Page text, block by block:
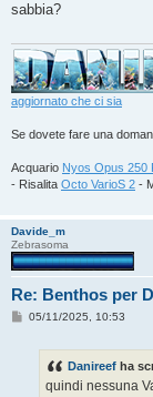
a
i
o
sabbia?
aggiornato che ci sia
Se dovete fare una
Acquario Nyos Opus 250
- Risalita Octo VarioS 2 -
Davide_m
Zebrasoma
Re: Benthos per
M05/11/2025, 10:53
Danireef ha
quindi nessuna